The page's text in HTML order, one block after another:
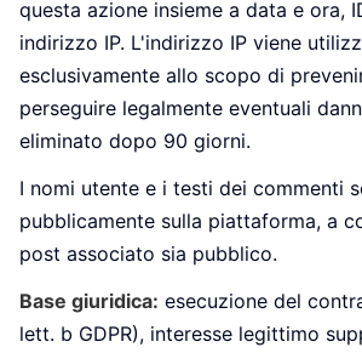
questa azione insieme a data e ora,
indirizzo IP. L'indirizzo IP viene
esclusivamente allo scopo di
perseguire legalmente eventuali
eliminato dopo 90 giorni.
I nomi utente e i testi dei commenti
pubblicamente sulla piattaforma, a
post associato sia pubblico.
Base giuridica: esecuzione del
lett. b GDPR), interesse legittimo